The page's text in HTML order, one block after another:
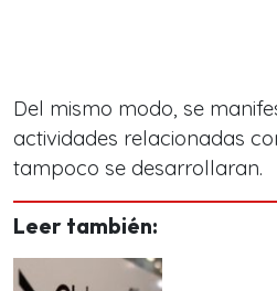
Del mismo modo, se
actividades relacionadas
tampoco se desarrollaran.
Leer también: